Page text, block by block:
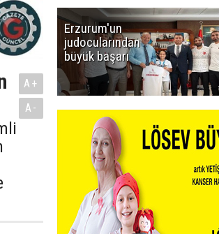
A+
A-
Erzurum'un
judocularından
büyük başarı